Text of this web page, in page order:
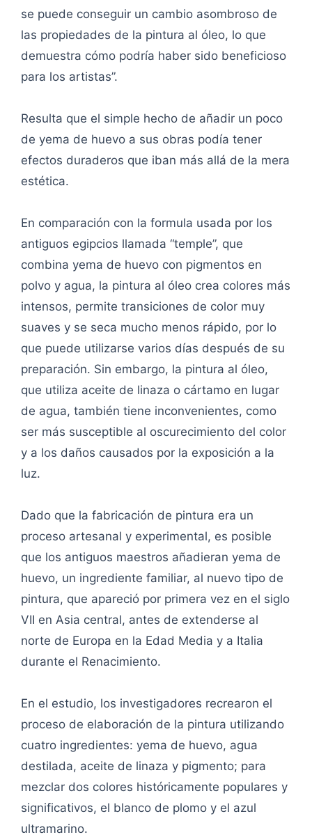
se puede conseguir un cambio asombroso de
las propiedades de la pintura al óleo, lo que
demuestra cómo podría haber sido beneficioso
para los artistas”.
Resulta que el simple hecho de añadir un poco
de yema de huevo a sus obras podía tener
efectos duraderos que iban más allá de la mera
estética.
En comparación con la formula usada por los
antiguos egipcios llamada “temple”, que
combina yema de huevo con pigmentos en
polvo y agua, la pintura al óleo crea colores más
intensos, permite transiciones de color muy
suaves y se seca mucho menos rápido, por lo
que puede utilizarse varios días después de su
preparación. Sin embargo, la pintura al óleo,
que utiliza aceite de linaza o cártamo en lugar
de agua, también tiene inconvenientes, como
ser más susceptible al oscurecimiento del color
y a los daños causados por la exposición a la
luz.
Dado que la fabricación de pintura era un
proceso artesanal y experimental, es posible
que los antiguos maestros añadieran yema de
huevo, un ingrediente familiar, al nuevo tipo de
pintura, que apareció por primera vez en el siglo
VII en Asia central, antes de extenderse al
norte de Europa en la Edad Media y a Italia
durante el Renacimiento.
En el estudio, los investigadores recrearon el
proceso de elaboración de la pintura utilizando
cuatro ingredientes: yema de huevo, agua
destilada, aceite de linaza y pigmento; para
mezclar dos colores históricamente populares y
significativos, el blanco de plomo y el azul
ultramarino.